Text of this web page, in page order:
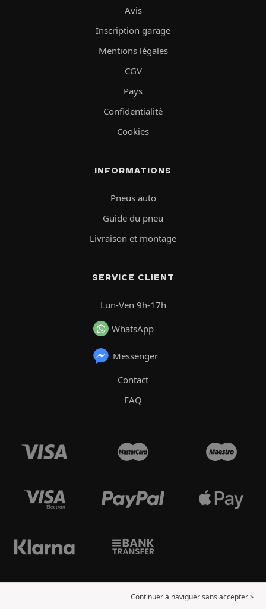
Avis
Inscription garage
Mentions légales
CGV
Pays
Confidentialité
Cookies
INFORMATIONS
Pneus auto
Guide du pneu
Livraison et montage
SERVICE CLIENT
Lun-Ven 9h-17h
WhatsApp
Messenger
Contact
FAQ
Continuer à naviguer sans accepter >